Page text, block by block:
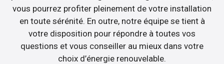
vous pourrez profiter pleinement de votre installation
en toute sérénité. En outre, notre équipe se tient à
votre disposition pour répondre à toutes vos
questions et vous conseiller au mieux dans votre
choix d’énergie renouvelable.